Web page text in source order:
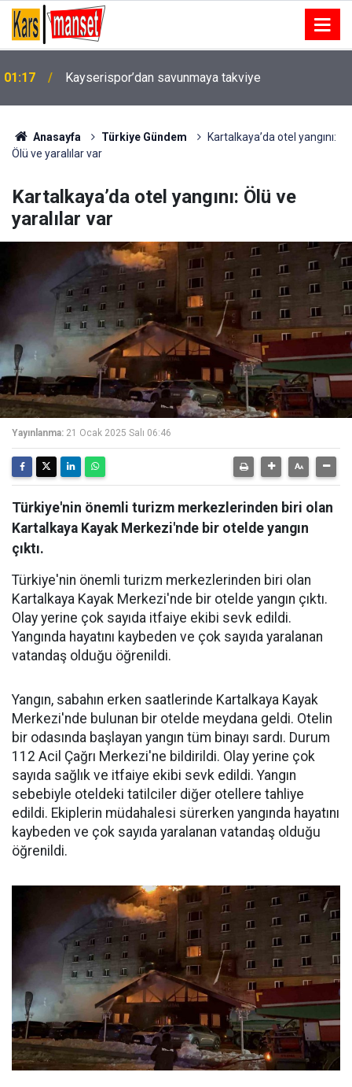
01:13
imzaladı
Anasayfa Türkiye Gündem
Kartalkaya’da otel yangını:
Ölü ve yaralılar var
Kartalkaya’da otel yangını: Ölü ve
yaralılar var
Yayınlanma: 21 Ocak 2025 Salı 06:46
Türkiye'nin önemli turizm merkezlerinden biri olan
Kartalkaya Kayak Merkezi'nde bir otelde yangın
çıktı.
Türkiye'nin önemli turizm merkezlerinden biri olan
Kartalkaya Kayak Merkezi'nde bir otelde yangın çıktı.
Olay yerine çok sayıda itfaiye ekibi sevk edildi.
Yangında hayatını kaybeden ve çok sayıda yaralanan
vatandaş olduğu öğrenildi.
Yangın, sabahın erken saatlerinde Kartalkaya Kayak
Merkezi'nde bulunan bir otelde meydana geldi. Otelin
bir odasında başlayan yangın tüm binayı sardı. Durum
112 Acil Çağrı Merkezi'ne bildirildi. Olay yerine çok
sayıda sağlık ve itfaiye ekibi sevk edildi. Yangın
sebebiyle oteldeki tatilciler diğer otellere tahliye
edildi. Ekiplerin müdahalesi sürerken yangında hayatını
kaybeden ve çok sayıda yaralanan vatandaş olduğu
öğrenildi.